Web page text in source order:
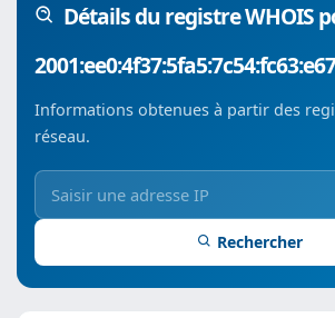
Détails du registre WHOIS
Informations obtenues à partir des
réseau.
Rechercher